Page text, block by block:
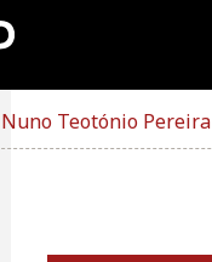
Nuno Teotónio Pereira